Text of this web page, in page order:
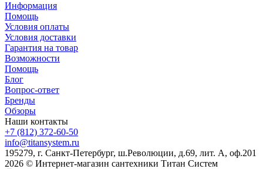
Информация
Помощь
Условия оплаты
Условия доставки
Гарантия на товар
Возможности
Помощь
Блог
Вопрос-ответ
Бренды
Обзоры
Наши контакты
+7 (812) 372-60-50
info@titansystem.ru
195279, г. Санкт-Петербург, ш.Революции, д.69, лит. А, оф.201
2026 © Интернет-магазин сантехники Титан Систем